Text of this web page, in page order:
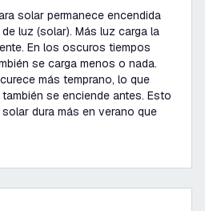
solar permanece encendida
luz (solar). Más luz carga la
En los oscuros tiempos
se carga menos o nada.
más temprano, lo que
se enciende antes. Esto
dura más en verano que